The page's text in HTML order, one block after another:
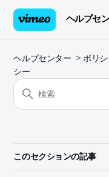
ヘルプセ
ヘルプセンター ポリ
シー
このセクションの記事